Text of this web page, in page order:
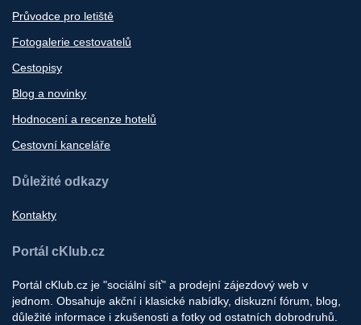
Průvodce pro letiště
Fotogalerie cestovatelů
Cestopisy
Blog a novinky
Hodnocení a recenze hotelů
Cestovní kanceláře
Důležité odkazy
Kontakty
Portál cKlub.cz
Portál cKlub.cz je "sociální síť" a prodejní zájezdový web v
jednom. Obsahuje akční i klasické nabídky, diskuzní fórum, blog,
důležité informace i zkušenosti a fotky od ostatních dobrodruhů.